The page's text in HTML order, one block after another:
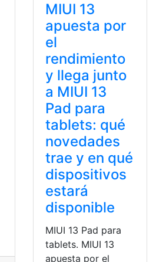
MIUI 13
apuesta por
el
rendimiento
y llega junto
a MIUI 13
Pad para
tablets: qué
novedades
trae y en qué
dispositivos
estará
disponible
MIUI 13 Pad para
tablets. MIUI 13
apuesta por el